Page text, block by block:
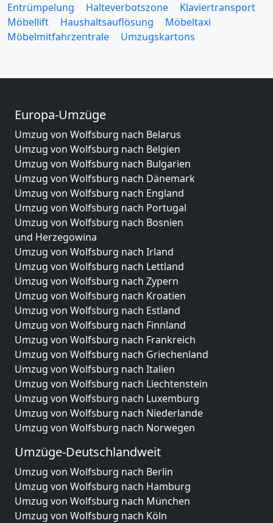
Entrümpelung
Halteverbotszone
Klaviertransport
Möbellift
Haushaltsauflösung
Möbeltaxi
Möbelmitfahrzentrale
Umzugskartons
Europa-Umzüge
Umzug von Wolfsburg nach Belarus
Umzug von Wolfsburg nach Belgien
Umzug von Wolfsburg nach Bulgarien
Umzug von Wolfsburg nach Dänemark
Umzug von Wolfsburg nach England
Umzug von Wolfsburg nach Portugal
Umzug von Wolfsburg nach Bosnien
und Herzegowina
Umzug von Wolfsburg nach Irland
Umzug von Wolfsburg nach Lettland
Umzug von Wolfsburg nach Zypern
Umzug von Wolfsburg nach Kroatien
Umzug von Wolfsburg nach Estland
Umzug von Wolfsburg nach Finnland
Umzug von Wolfsburg nach Frankreich
Umzug von Wolfsburg nach Griechenland
Umzug von Wolfsburg nach Italien
Umzug von Wolfsburg nach Liechtenstein
Umzug von Wolfsburg nach Luxemburg
Umzug von Wolfsburg nach Niederlande
Umzug von Wolfsburg nach Norwegen
Umzüge-Deutschlandweit
Umzug von Wolfsburg nach Berlin
Umzug von Wolfsburg nach Hamburg
Umzug von Wolfsburg nach München
Umzug von Wolfsburg nach Köln